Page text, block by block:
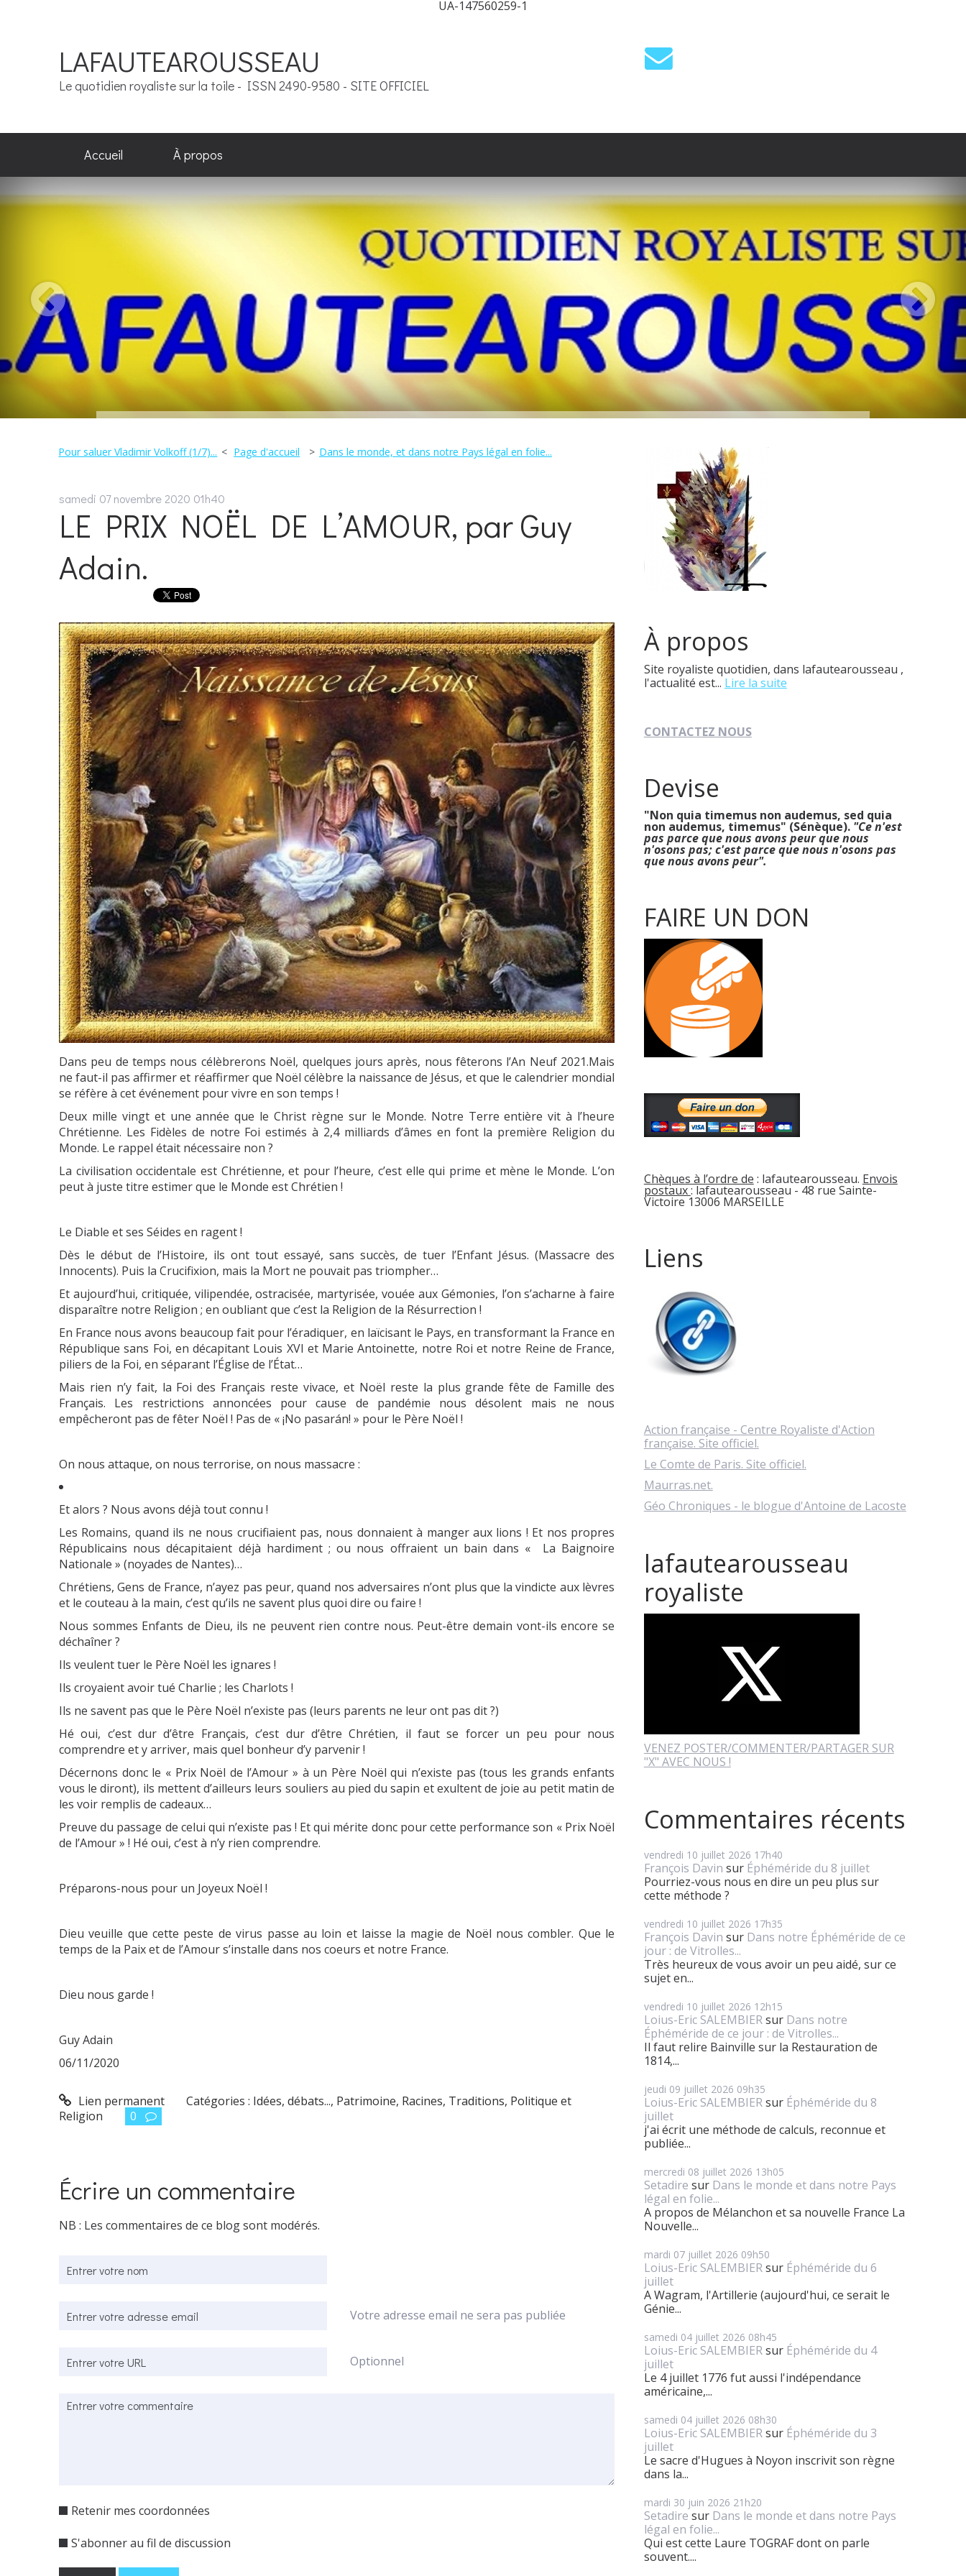
UA-147560259-1
LAFAUTEAROUSSEAU
Le quotidien royaliste sur la toile - ISSN 2490-9580 - SITE OFFICIEL
Accueil À propos
Pour saluer Vladimir Volkoff (1/7)... Page d'accueil Dans le monde, et dans notre Pays légal en folie...
samedi 07 novembre 2020 01h40
LE PRIX NOËL DE L’AMOUR, par Guy
Adain.
Dans peu de temps nous célèbrerons Noël, quelques jours après, nous fêterons l’An Neuf 2021.Mais
ne faut-il pas affirmer et réaffirmer que Noël célèbre la naissance de Jésus, et que le calendrier mondial
se réfère à cet événement pour vivre en son temps !
Deux mille vingt et une année que le Christ règne sur le Monde. Notre Terre entière vit à l’heure
Chrétienne. Les Fidèles de notre Foi estimés à 2,4 milliards d’âmes en font la première Religion du
Monde. Le rappel était nécessaire non ?
La civilisation occidentale est Chrétienne, et pour l’heure, c’est elle qui prime et mène le Monde. L’on
peut à juste titre estimer que le Monde est Chrétien !
Le Diable et ses Séides en ragent !
Dès le début de l’Histoire, ils ont tout essayé, sans succès, de tuer l’Enfant Jésus. (Massacre des
Innocents). Puis la Crucifixion, mais la Mort ne pouvait pas triompher…
Et aujourd’hui, critiquée, vilipendée, ostracisée, martyrisée, vouée aux Gémonies, l’on s’acharne à faire
disparaître notre Religion ; en oubliant que c’est la Religion de la Résurrection !
En France nous avons beaucoup fait pour l’éradiquer, en laïcisant le Pays, en transformant la France en
République sans Foi, en décapitant Louis XVI et Marie Antoinette, notre Roi et notre Reine de France,
piliers de la Foi, en séparant l’Église de l’État…
Mais rien n’y fait, la Foi des Français reste vivace, et Noël reste la plus grande fête de Famille des
Français. Les restrictions annoncées pour cause de pandémie nous désolent mais ne nous
empêcheront pas de fêter Noël ! Pas de «¡No pasarán! » pour le Père Noël !
On nous attaque, on nous terrorise, on nous massacre :
Et alors ? Nous avons déjà tout connu !
Les Romains, quand ils ne nous crucifiaient pas, nous donnaient à manger aux lions ! Et nos propres
Républicains nous décapitaient déjà hardiment ; ou nous offraient un bain dans « La Baignoire
Nationale » (noyades de Nantes)…
Chrétiens, Gens de France, n’ayez pas peur, quand nos adversaires n’ont plus que la vindicte aux lèvres
et le couteau à la main, c’est qu’ils ne savent plus quoi dire ou faire !
Nous sommes Enfants de Dieu, ils ne peuvent rien contre nous. Peut-être demain vont-ils encore se
déchaîner ?
Ils veulent tuer le Père Noël les ignares !
Ils croyaient avoir tué Charlie ; les Charlots !
Ils ne savent pas que le Père Noël n’existe pas (leurs parents ne leur ont pas dit ?)
Hé oui, c’est dur d’être Français, c’est dur d’être Chrétien, il faut se forcer un peu pour nous
comprendre et y arriver, mais quel bonheur d’y parvenir !
Décernons donc le « Prix Noël de l’Amour » à un Père Noël qui n’existe pas (tous les grands enfants
vous le diront), ils mettent d’ailleurs leurs souliers au pied du sapin et exultent de joie au petit matin de
les voir remplis de cadeaux…
Preuve du passage de celui qui n’existe pas ! Et qui mérite donc pour cette performance son « Prix Noël
de l’Amour » ! Hé oui, c’est à n’y rien comprendre.
Préparons-nous pour un Joyeux Noël !
Dieu veuille que cette peste de virus passe au loin et laisse la magie de Noël nous combler. Que le
temps de la Paix et de l’Amour s’installe dans nos coeurs et notre France.
Dieu nous garde !
Guy Adain
06/11/2020
Lien permanent Catégories : Idées, débats..., Patrimoine, Racines, Traditions, Politique et
Religion
0
Écrire un commentaire
NB : Les commentaires de ce blog sont modérés.
Votre adresse email ne sera pas publiée
Optionnel
Retenir mes coordonnées
S'abonner au fil de discussion
À propos
Site royaliste quotidien, dans lafautearousseau ,
l'actualité est... Lire la suite
CONTACTEZ NOUS
Devise
"Non quia timemus non audemus, sed quia
non audemus, timemus" (Sénèque). "Ce n'est
pas parce que nous avons peur que nous
n'osons pas; c'est parce que nous n'osons pas
que nous avons peur".
FAIRE UN DON
Chèques à l’ordre de : lafautearousseau. Envois
postaux: lafautearousseau - 48 rue Sainte-
Victoire 13006 MARSEILLE
Liens
Action française - Centre Royaliste d'Action
française. Site officiel.
Le Comte de Paris. Site officiel.
Maurras.net.
Géo Chroniques - le blogue d'Antoine de Lacoste
lafautearousseau
royaliste
VENEZ POSTER/COMMENTER/PARTAGER SUR
"X" AVEC NOUS !
Commentaires récents
vendredi 10 juillet 2026 17h40
François Davin sur Éphéméride du 8 juillet
Pourriez-vous nous en dire un peu plus sur
cette méthode ?
vendredi 10 juillet 2026 17h35
François Davin sur Dans notre Éphéméride de ce
jour : de Vitrolles...
Très heureux de vous avoir un peu aidé, sur ce
sujet en...
vendredi 10 juillet 2026 12h15
Loius-Eric SALEMBIERsur Dans notre
Éphéméride de ce jour : de Vitrolles...
Il faut relire Bainville sur la Restauration de
1814,...
jeudi 09 juillet 2026 09h35
Loius-Eric SALEMBIERsur Éphéméride du 8
juillet
j'ai écrit une méthode de calculs, reconnue et
publiée...
mercredi 08 juillet 2026 13h05
Setadire sur Dans le monde et dans notre Pays
légal en folie...
A propos de Mélanchon et sa nouvelle France La
Nouvelle...
mardi 07 juillet 2026 09h50
Loius-Eric SALEMBIERsur Éphéméride du 6
juillet
A Wagram, l'Artillerie (aujourd'hui, ce serait le
Génie...
samedi 04 juillet 2026 08h45
Loius-Eric SALEMBIERsur Éphéméride du 4
juillet
Le 4 juillet 1776 fut aussi l'indépendance
américaine,...
samedi 04 juillet 2026 08h30
Loius-Eric SALEMBIERsur Éphéméride du 3
juillet
Le sacre d'Hugues à Noyon inscrivit son règne
dans la...
mardi 30 juin 2026 21h20
Setadire sur Dans le monde et dans notre Pays
légal en folie...
Qui est cette Laure TOGRAF dont on parle
souvent....